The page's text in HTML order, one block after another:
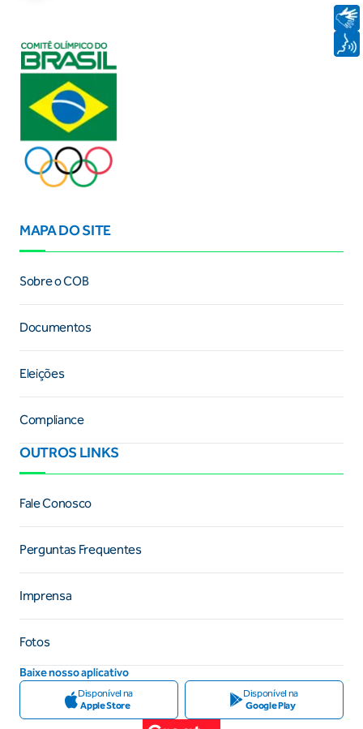
MAPA DO SITE
Sobre o COB
Documentos
Eleições
Compliance
OUTROS LINKS
Fale Conosco
Perguntas Frequentes
Imprensa
Fotos
Baixe nosso aplicativo
Disponível na
Apple Store
Disponível na
Google Play